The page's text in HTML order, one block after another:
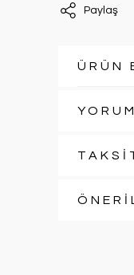
Paylaş
ÜRÜN